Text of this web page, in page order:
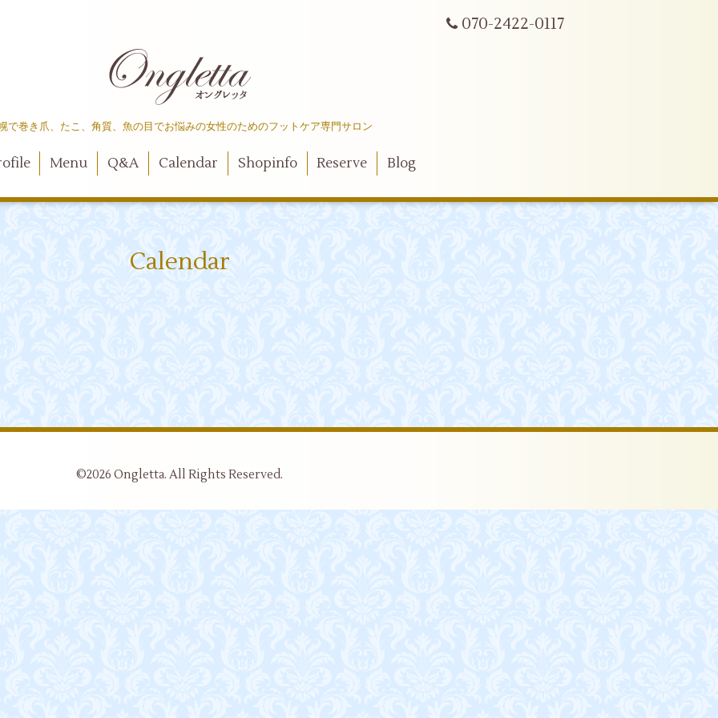
070-2422-0117
で巻き爪、たこ、角質、魚の目でお悩みの女性のためのフットケア専門サロン
Menu Q&A Calendar Shopinfo Reserve Blog
Calendar
©2026 Ongletta. All Rights Reserved.